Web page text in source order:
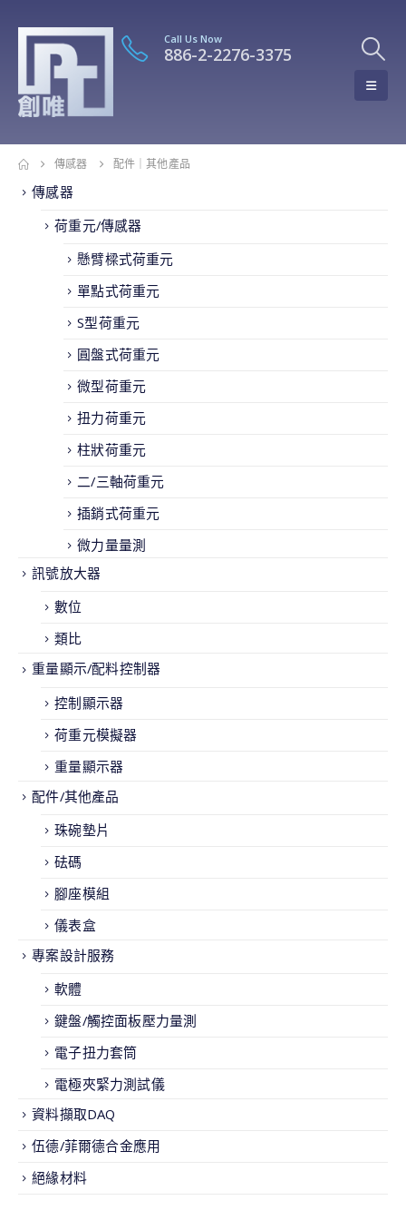
Call Us Now
886-2-2276-3375
傳感器 配件｜其他產品
傳感器
荷重元/傳感器
懸臂樑式荷重元
單點式荷重元
S型荷重元
圓盤式荷重元
微型荷重元
扭力荷重元
柱狀荷重元
二/三軸荷重元
插銷式荷重元
微力量量測
訊號放大器
數位
類比
重量顯示/配料控制器
控制顯示器
荷重元模擬器
重量顯示器
配件/其他產品
珠碗墊片
砝碼
腳座模組
儀表盒
專案設計服務
軟體
鍵盤/觸控面板壓力量測
電子扭力套筒
電極夾緊力測試儀
資料擷取DAQ
伍德/菲爾德合金應用
絕緣材料